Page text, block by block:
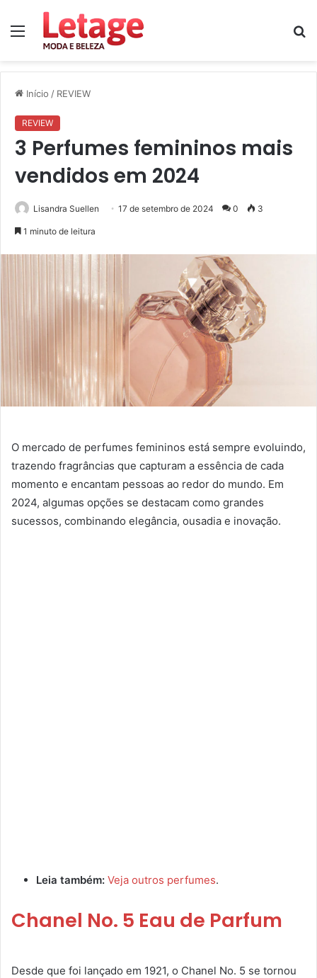
Menu
Início / REVIEW
REVIEW
3 Perfumes femininos mais
vendidos em 2024
Lisandra Suellen 17 de setembro de 2024 0 3
1 minuto de leitura
O mercado de perfumes femininos está sempre evoluindo,
trazendo fragrâncias que capturam a essência de cada
momento e encantam pessoas ao redor do mundo. Em
2024, algumas opções se destacam como grandes
sucessos, combinando elegância, ousadia e inovação.
Leia também: Veja outros perfumes.
Chanel No. 5 Eau de Parfum
Desde que foi lançado em 1921, o Chanel No. 5 se tornou